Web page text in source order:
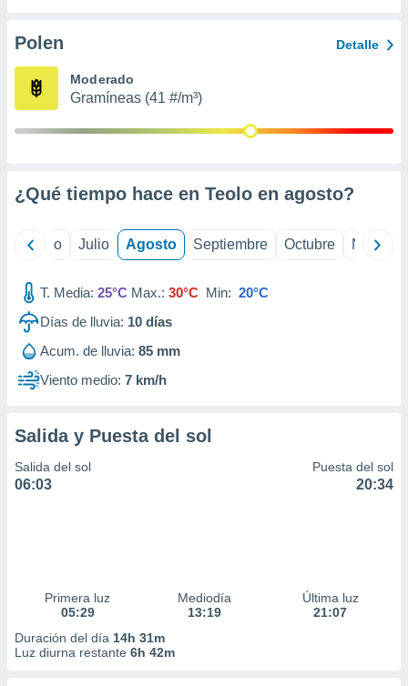
e
mediante
publicidad
publicidad
1199
Polen Detalle
Moderado
Gramíneas (41 #/m³)
¿Qué tiempo hace en Teolo en agosto?
Junio Julio Agosto Septiembre Octubre
T. Media: 25°C Max.: 30°C Min: 20°C
Días de lluvia: 10 días
Acum. de lluvia: 85 mm
Viento medio: 7 km/h
Salida y Puesta del sol
Salida del sol
06:03
Puesta del sol
20:34
Primera luz
05:29
Mediodía
13:19
Última luz
21:07
Duración del día 14h 31m
Luz diurna restante 6h 42m